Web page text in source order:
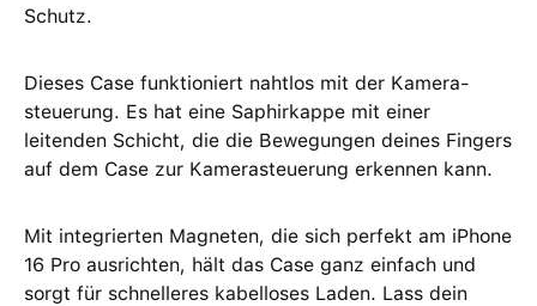
Schutz.
Dieses Case funktioniert nahtlos mit der Kamera­
steuerung. Es hat eine Saphir­kappe mit einer
leitenden Schicht, die die Bewegungen deines Fingers
auf dem Case zur Kamera­steuerung erkennen kann.
Mit integrierten Magneten, die sich perfekt am iPhone
16 Pro ausrichten, hält das Case ganz einfach und
sorgt für schnelleres kabel­loses Laden. Lass dein